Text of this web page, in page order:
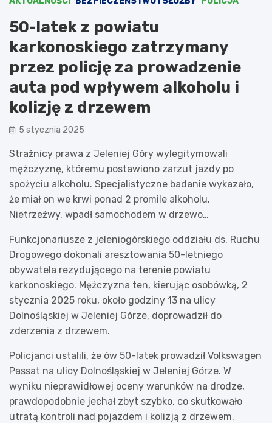
50-latek z powiatu
karkonoskiego zatrzymany
przez policję za prowadzenie
auta pod wpływem alkoholu i
kolizję z drzewem
5 stycznia 2025
Strażnicy prawa z Jeleniej Góry wylegitymowali
mężczyznę, któremu postawiono zarzut jazdy po
spożyciu alkoholu. Specjalistyczne badanie wykazało,
że miał on we krwi ponad 2 promile alkoholu.
Nietrzeźwy, wpadł samochodem w drzewo…
Funkcjonariusze z jeleniogórskiego oddziału ds. Ruchu
Drogowego dokonali aresztowania 50-letniego
obywatela rezydującego na terenie powiatu
karkonoskiego. Mężczyzna ten, kierując osobówką, 2
stycznia 2025 roku, około godziny 13 na ulicy
Dolnośląskiej w Jeleniej Górze, doprowadził do
zderzenia z drzewem.
Policjanci ustalili, że ów 50-latek prowadził Volkswagen
Passat na ulicy Dolnośląskiej w Jeleniej Górze. W
wyniku nieprawidłowej oceny warunków na drodze,
prawdopodobnie jechał zbyt szybko, co skutkowało
utratą kontroli nad pojazdem i kolizją z drzewem.